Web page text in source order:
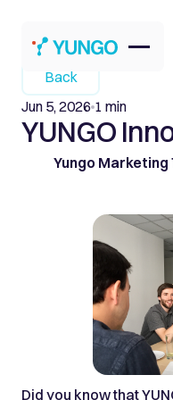
Back
Jun 5, 2026 1 min
YUNGO
Yungo Marketing
Did you know that